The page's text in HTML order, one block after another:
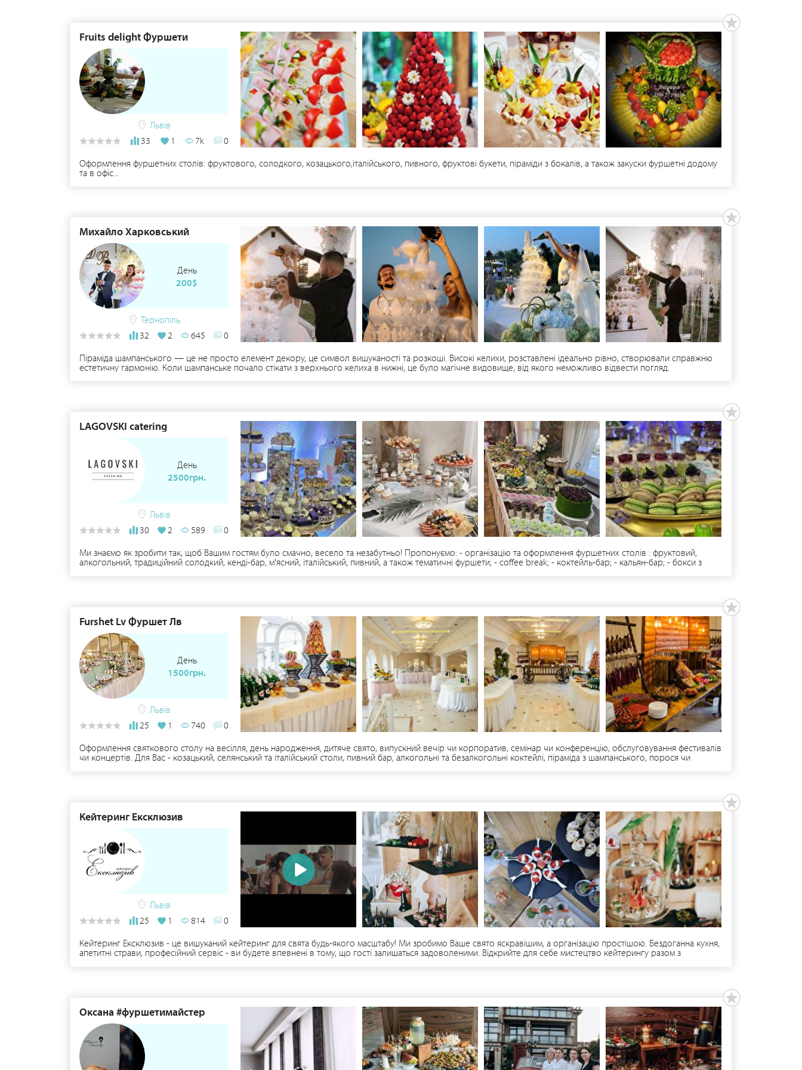
Fruits delight Фуршети
Львів
33
1 7k
0
Оформлення фуршетних столів: фруктового, солодкого, козацького,італійського, пивного, фруктові букети, піраміди з бокалів, а також закуски фуршетні додому
та в офіс...
Михайло Харковський
День
200$
Тернопіль
32
2 645
0
Піраміда шампанського — це не просто елемент декору, це символ вишуканості та розкоші. Високі келихи, розставлені ідеально рівно, створювали справжню
естетичну гармонію. Коли шампанське почало стікати з верхнього келиха в нижні, це було магічне видовище, від якого неможливо відвести погляд.
LAGOVSKI catering
День
2500грн.
Львів
30
2 589
0
Ми знаємо як зробити так, щоб Вашим гостям було смачно, весело та незабутньо! Пропонуємо: - організацію та оформлення фуршетних столів : фруктовий,
алкогольний, традиційний солодкий, кенді-бар, м'ясний, італійський, пивний, а також тематичні фуршети; - coffee break; - коктейль-бар; - кальян-бар; - бокси з
Furshet Lv Фуршет Лв
День
1500грн.
Львів
25
1 740
0
Оформлення святкового столу на весілля, день народження, дитяче свято, випускний вечір чи корпоратив, семінар чи конференцію, обслуговування фестивалів
чи концертів. Для Вас - козацький, селянський та італійський столи, пивний бар, алкогольні та безалкогольні коктейлі, піраміда з шампанського, порося чи
Кейтеринг Ексклюзив
Львів
25
1 814
0
Кейтеринг Ексклюзив - це вишуканий кейтеринг для свята будь-якого масштабу! Ми зробимо Ваше свято яскравішим, а організацію простішою. Бездоганна кухня,
апетитні страви, професійний сервіс - ви будете впевнені в тому, що гості залишаться задоволеними. Відкрийте для себе мистецтво кейтерингу разом з
Оксана #фуршетимайстер